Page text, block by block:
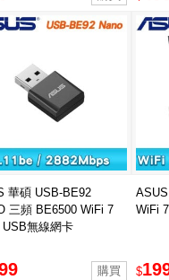
華碩 USB-BE92
三頻 BE6500 WiFi 7
USB無線網卡
WiFi
$